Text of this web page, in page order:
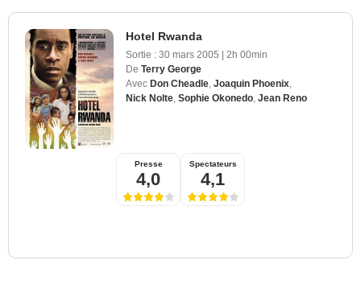
Hotel Rwanda
Sortie : 30 mars 2005 | 2h 00min
De Terry George
Avec Don Cheadle Joaquin Phoenix
Nick Nolte Sophie Okonedo Jean Reno
Presse
4,0
Spectateurs
4,1